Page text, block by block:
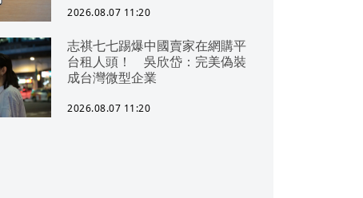
2026.08.07 11:20
志祺七七踢爆中國賣家在網購平
台租人頭！ 吳欣岱：完美偽裝
成台灣微型企業
2026.08.07 11:20